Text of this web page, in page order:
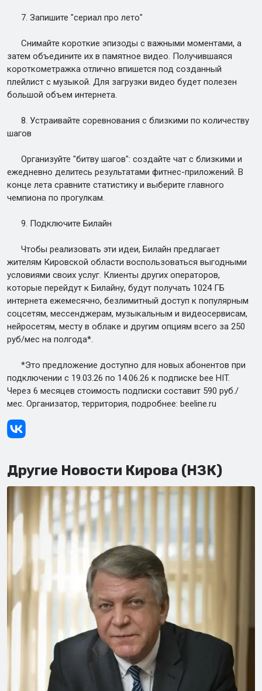
7. Запишите "сериал про лето"
Снимайте короткие эпизоды с важными моментами, а
затем объедините их в памятное видео. Получившаяся
короткометражка отлично впишется под созданный
плейлист с музыкой. Для загрузки видео будет полезен
большой объем интернета.
8. Устраивайте соревнования с близкими по количеству
шагов
Организуйте "битву шагов": создайте чат с близкими и
ежедневно делитесь результатами фитнес-приложений. В
конце лета сравните статистику и выберите главного
чемпиона по прогулкам.
9. Подключите Билайн
Чтобы реализовать эти идеи, Билайн предлагает
жителям Кировской области воспользоваться выгодными
условиями своих услуг. Клиенты других операторов,
которые перейдут к Билайну, будут получать 1024 ГБ
интернета ежемесячно, безлимитный доступ к популярным
соцсетям, мессенджерам, музыкальным и видеосервисам,
нейросетям, месту в облаке и другим опциям всего за 250
руб/мес на полгода*.
*Это предложение доступно для новых абонентов при
подключении с 19.03.26 по 14.06.26 к подписке bee HIT.
Через 6 месяцев стоимость подписки составит 590 руб./
мес. Организатор, территория, подробнее: beeline.ru
Другие Новости Кирова (НЗК)